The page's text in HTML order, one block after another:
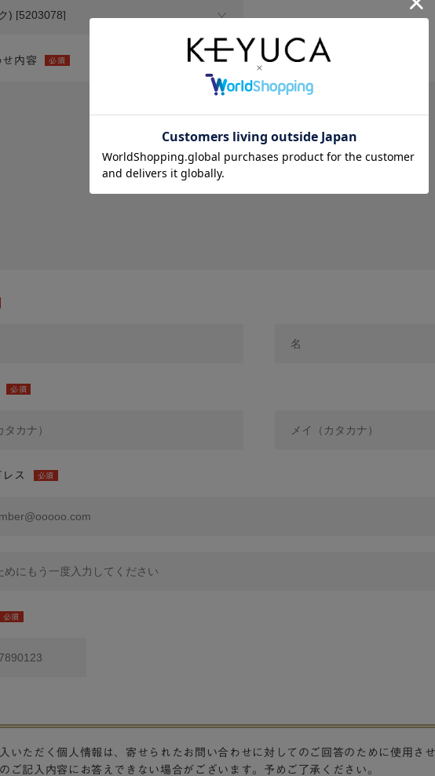
内容 必須
必須
ス 必須
必須
いただく個人情報は、寄せられたお問い合わせに対してのご回答のために使用さ
ご記入内容にお答えできない場合がございます。予めご了承ください。